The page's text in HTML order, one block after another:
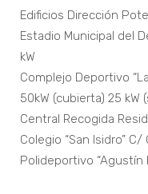
Edificios Dirección
Estadio Municipal del
kW
Complejo Deportivo
50kW (cubierta) 25 kW
Central Recogida
Colegio “San Isidro” C/
Polideportivo “Agustín